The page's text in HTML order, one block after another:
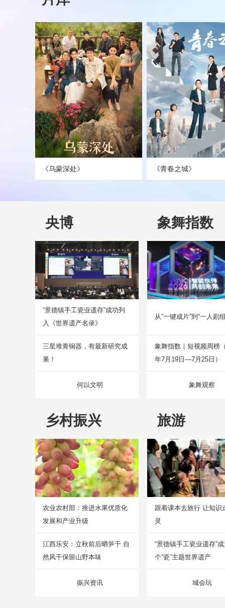
《乌蒙深处》 《青春之城》
央博
“景德镇手工瓷业遗存”成功列
入《世界遗产名录》
三星堆青铜器，有最新研究成
果！
何以文明
象舞指数
从“一键成片”到“一人剧
象舞指数｜短视频周榜
年7月19日—7月25日）
象舞观察
乡村振兴
农业农村部：推进水果优质化
发展和产业升级
江西乐安：立秋前后晒笋干 自
然风干保留山野本味
振兴资讯
旅游
跟着课本去旅行 让知识
灵
“景德镇手工瓷业遗存”
个“瓷”主题世界遗产
城会玩